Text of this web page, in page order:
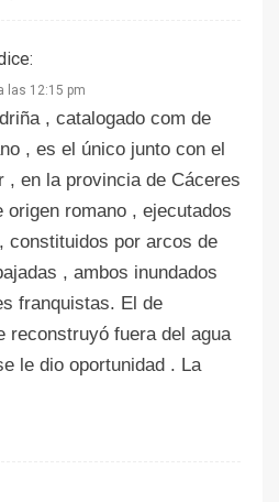
las 12:15 pm
, catalogado com de
, es el único junto con el
, en la provincia de Cáceres
origen romano , ejecutados
constituidos por arcos de
, ambos inundados
franquistas. El de
reconstruyó fuera del agua
le dio oportunidad . La